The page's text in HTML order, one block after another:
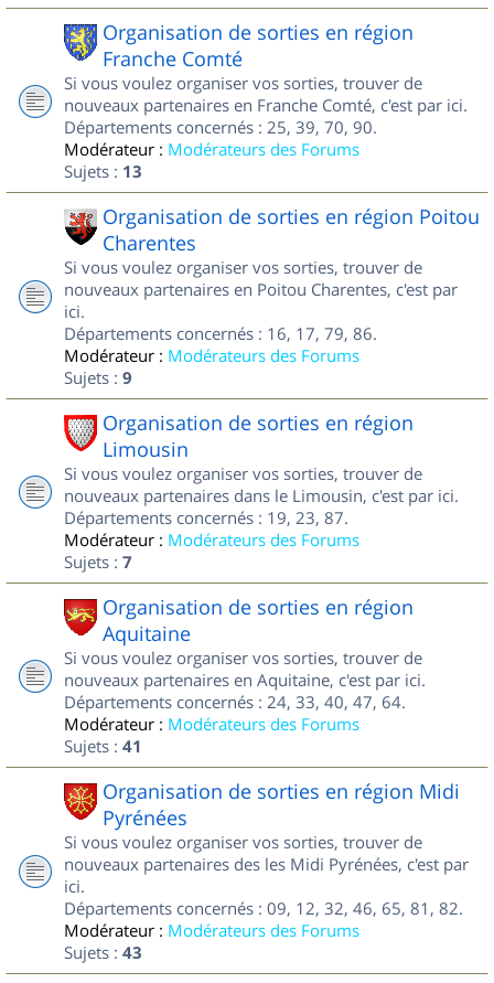
Organisation de sorties en région
Franche Comté
Si vous voulez organiser vos sorties, trouver de
nouveaux partenaires en Franche Comté, c'est par ici.
Départements concernés : 25, 39, 70, 90.
Modérateur : Modérateurs des Forums
Sujets : 13
Organisation de sorties en région Poitou
Charentes
Si vous voulez organiser vos sorties, trouver de
nouveaux partenaires en Poitou Charentes, c'est par
ici.
Départements concernés : 16, 17, 79, 86.
Modérateur : Modérateurs des Forums
Sujets : 9
Organisation de sorties en région
Limousin
Si vous voulez organiser vos sorties, trouver de
nouveaux partenaires dans le Limousin, c'est par ici.
Départements concernés : 19, 23, 87.
Modérateur : Modérateurs des Forums
Sujets : 7
Organisation de sorties en région
Aquitaine
Si vous voulez organiser vos sorties, trouver de
nouveaux partenaires en Aquitaine, c'est par ici.
Départements concernés : 24, 33, 40, 47, 64.
Modérateur : Modérateurs des Forums
Sujets : 41
Organisation de sorties en région Midi
Pyrénées
Si vous voulez organiser vos sorties, trouver de
nouveaux partenaires des les Midi Pyrénées, c'est par
ici.
Départements concernés : 09, 12, 32, 46, 65, 81, 82.
Modérateur : Modérateurs des Forums
Sujets : 43